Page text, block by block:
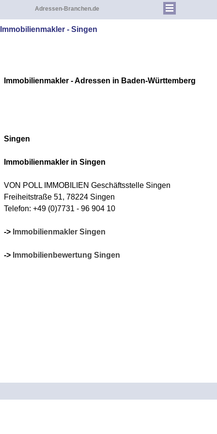
Adressen-Branchen.de
Immobilienmakler - Singen
Immobilienmakler - Adressen in Baden-Württemberg
Singen
Immobilienmakler in Singen
VON POLL IMMOBILIEN Geschäftsstelle Singen
Freiheitstraße 51, 78224 Singen
Telefon: +49 (0)7731 - 96 904 10
-> Immobilienmakler Singen
-> Immobilienbewertung Singen